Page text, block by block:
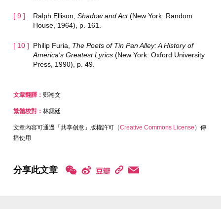
Ralph Ellison, Shadow and Act(New York: Random
House, 1964), p. 161.
Philip Furia, The Poets of Tin Pan Alley: A History of
America's Greatest Lyrics(New York: Oxford University
Press, 1990), p. 49.
文章翻譯： 鄭瀚文
繁體校對： 林靄廷
文章內容可通過「共享创意」版權許可（Creative Commons License ）傳
播使用
分享此文章